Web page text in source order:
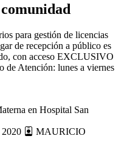
para gestión de licencias
de recepción a público es
con acceso EXCLUSIVO
de Atención: lunes a viernes
2020
MAURICIO